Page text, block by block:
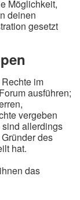
Möglichkeit,
deinen
gesetzt
im
ausführen;
vergeben
sind allerdings
des
hat.
das